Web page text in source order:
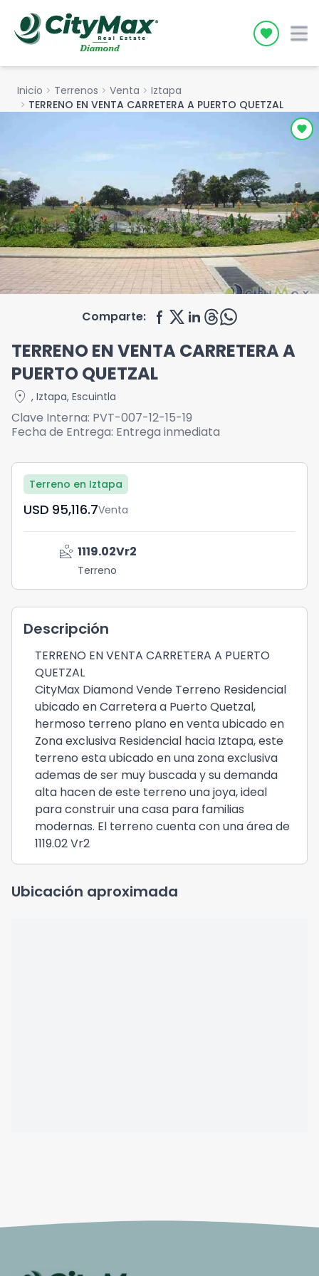
Icon
Inicio chevron_right Terrenos chevron_right Venta chevron_right Iztapa
chevron_right TERRENO EN VENTA CARRETERA A PUERTO QUETZAL
Comparte:
TERRENO EN VENTA CARRETERA A
PUERTO QUETZAL
location_on , Iztapa, Escuintla
Clave Interna: PVT-007-12-15-19
Fecha de Entrega: Entrega inmediata
Terreno en Iztapa
USD	95,116.7Venta
landslide 1119.02Vr2
Terreno
Descripción
TERRENO EN VENTA CARRETERA A PUERTO
QUETZAL
CityMax Diamond Vende Terreno Residencial
ubicado en Carretera a Puerto Quetzal,
hermoso terreno plano en venta ubicado en
Zona exclusiva Residencial hacia Iztapa, este
terreno esta ubicado en una zona exclusiva
ademas de ser muy buscada y su demanda
alta hacen de este terreno una joya, ideal
para construir una casa para familias
modernas. El terreno cuenta con una área de
1119.02 Vr2
Ubicación aproximada